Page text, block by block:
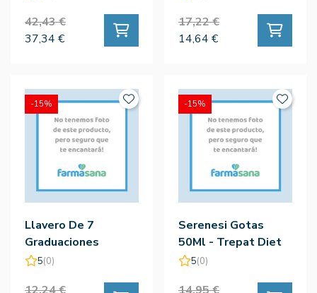
42,43 €
37,34 €
17,22 €
14,64 €
Llavero De 7
Graduaciones
5(0)
-15%
Serenesi Gotas
50Ml - Trepat Diet
5(0)
-15%